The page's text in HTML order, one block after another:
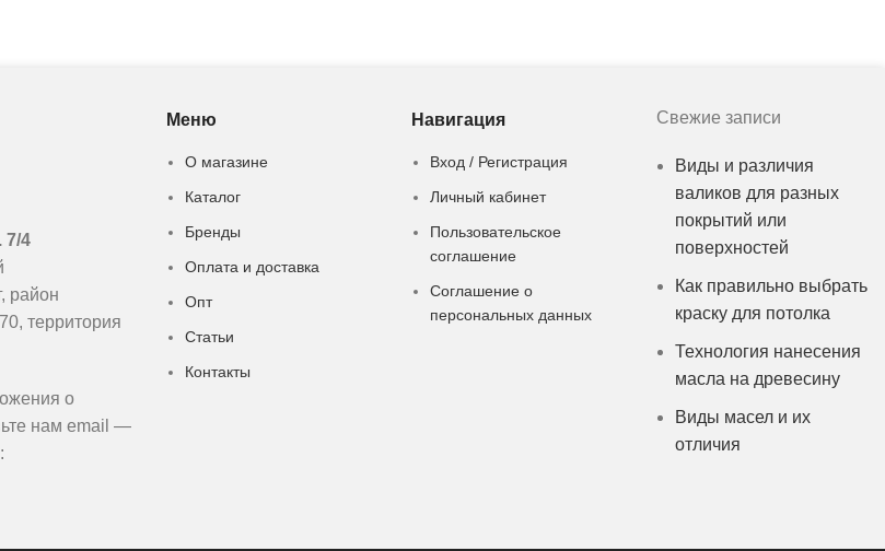
7/4
район
территория
о
нам email —
Меню
О магазине
Каталог
Бренды
Оплата и доставка
Опт
Статьи
Контакты
Навигация
Вход / Регистрация
Личный кабинет
Пользовательское
соглашение
Соглашение о
персональных данных
Свежие записи
Виды и различия
валиков для разных
покрытий или
поверхностей
Как правильно выбрать
краску для потолка
Технология нанесения
масла на древесину
Виды масел и их
отличия